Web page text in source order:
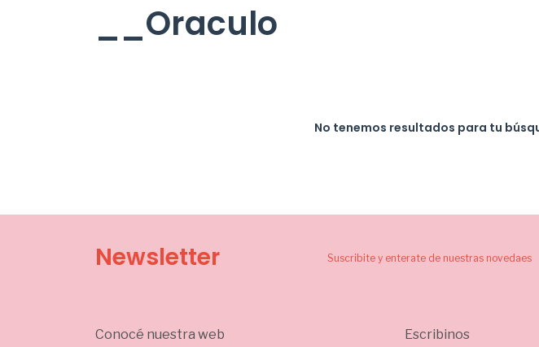
__Oraculo
No tenemos resultados para tu
Newsletter Suscribite y enterate de nuestras novedaes
Conocé nuestra web Escribinos